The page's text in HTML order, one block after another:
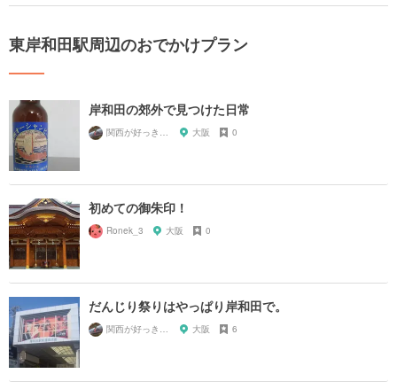
東岸和田駅周辺のおでかけプラン
岸和田の郊外で見つけた日常
関西が好っきゃねん 大阪 0
初めての御朱印！
Ronek_3 大阪 0
だんじり祭りはやっぱり岸和田で。
関西が好っきゃねん 大阪 6